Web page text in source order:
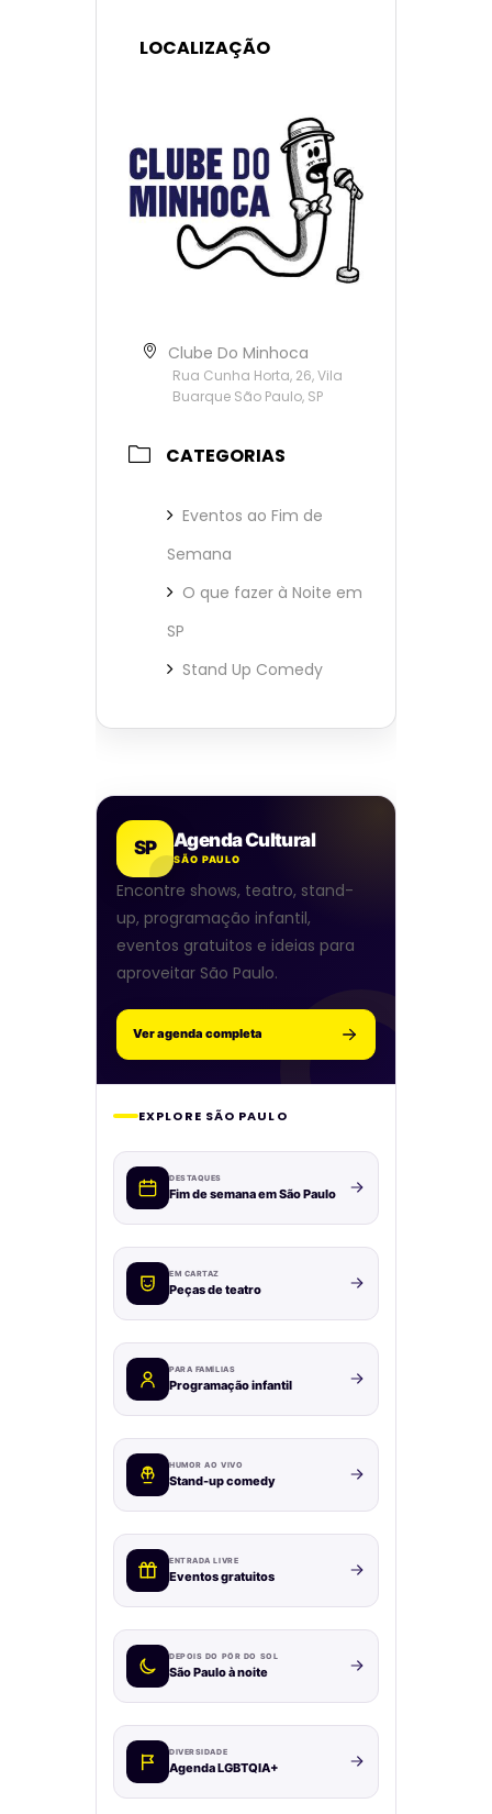
LOCALIZAÇÃO
Clube Do Minhoca
Rua Cunha Horta, 26, Vila
Buarque São Paulo, SP
CATEGORIAS
Eventos ao Fim de
Semana
O que fazer à Noite em
SP
Stand Up Comedy
SP Agenda Cultural
SÃO PAULO
Encontre shows, teatro, stand-
up, programação infantil,
eventos gratuitos e ideias para
aproveitar São Paulo.
Ver agenda completa
EXPLORE SÃO PAULO
DESTAQUES
Fim de semana em São Paulo
EM CARTAZ
Peças de teatro
PARA FAMÍLIAS
Programação infantil
HUMOR AO VIVO
Stand-up comedy
ENTRADA LIVRE
Eventos gratuitos
DEPOIS DO PÔR DO SOL
São Paulo à noite
DIVERSIDADE
Agenda LGBTQIA+